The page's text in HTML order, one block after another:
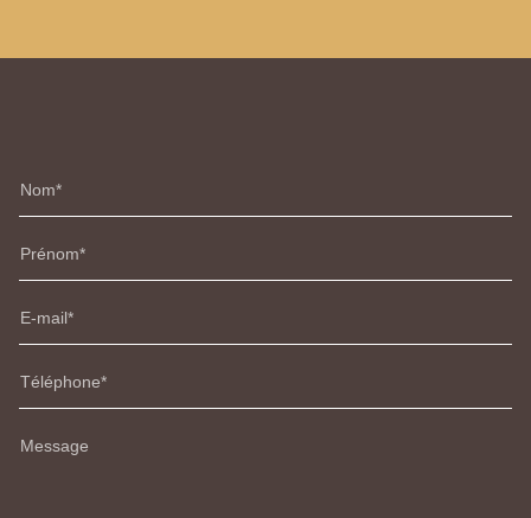
Nom
Prénom
E-mail
Téléphone
Message